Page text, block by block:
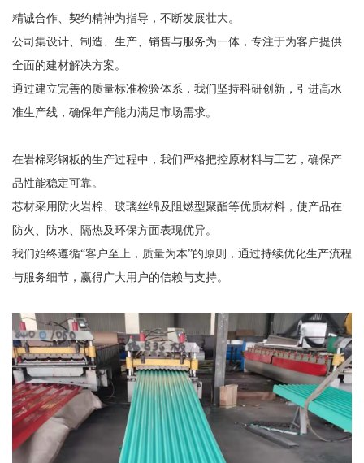
精诚合作、契约精神为指导，不断发展壮大。
公司集设计、制造、生产、销售与服务为一体，专注于为客户提供
全面的建材解决方案。
通过建立完善的质量标准检验体系，我们坚持科研创新，引进高水
准生产线，确保年产能力满足市场需求。
在岩棉彩钢板的生产过程中，我们严格把控原材料与工艺，确保产
品性能稳定可靠。
芯材采用防火岩棉、玻璃丝绵及阻燃型聚酯等优质材料，使产品在
防火、防水、隔热及环保方面表现优异。
我们始终遵循“客户至上，质量为本”的原则，通过持续优化生产流程
与服务细节，赢得广大用户的信赖与支持。